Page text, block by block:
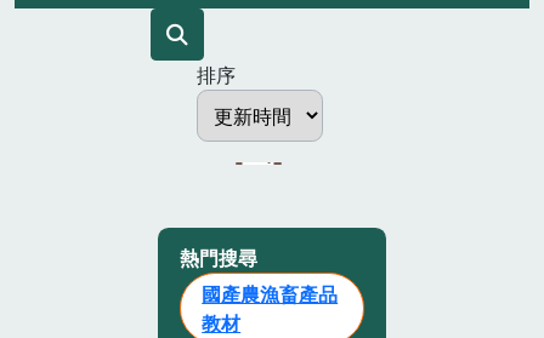
排序
熱門搜尋
國產農漁畜產品
教材